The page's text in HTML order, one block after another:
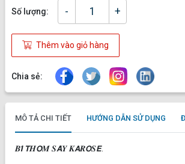
Số lượng: - +
Thêm vào giỏ hàng
Chia sẻ:
MÔ TẢ CHI TIẾT HƯỚNG DẪN SỬ DỤNG
𝑩𝙄́ 𝙏𝑯𝙊̛𝑴 𝑺𝘼̂́𝒀 𝑲𝘼𝑹𝙊𝑺𝙀.